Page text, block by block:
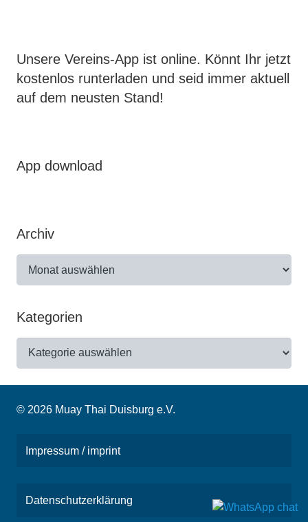
Unsere Vereins-App ist online. Könnt Ihr jetzt
kostenlos runterladen und seid immer aktuell
auf dem neusten Stand!
App download
Archiv
Kategorien
© 2026 Muay Thai Duisburg e.V.
Impressum / imprint
Datenschutzerklärung